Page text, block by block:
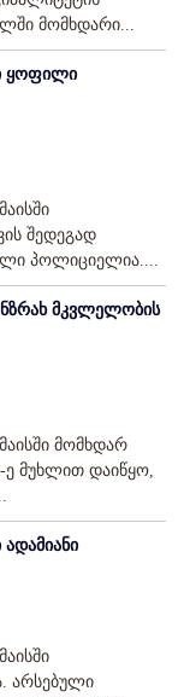
მომხდარი...
ყოფილი
შედეგად
პოლიციელია....
მკვლელობის
მომხდარ
ე მუხლით დაიწყო,
არსებული